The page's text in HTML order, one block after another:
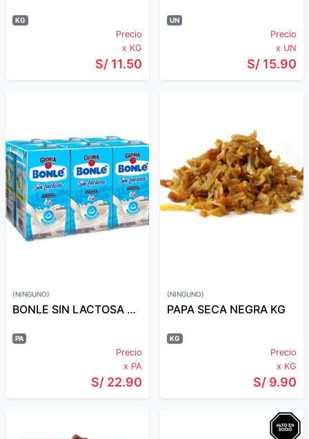
KG
Precio
x KG
S/ 11.50
UN
Precio
x UN
S/ 15.90
(NINGUNO)
BONLE SIN LACTOSA 480 GR PX6
PA
Precio
x PA
S/ 22.90
(NINGUNO)
PAPA SECA NEGRA KG
KG
Precio
x KG
S/ 9.90